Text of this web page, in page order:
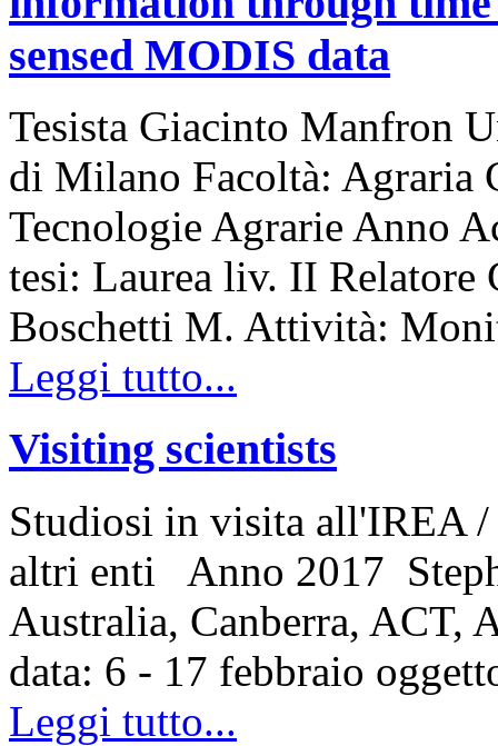
sensed MODIS data
Tesista Giacinto Manfron
di Milano Facoltà: Agraria
Tecnologie Agrarie Anno
tesi: Laurea liv. II
Boschetti M. Attività:
Leggi tutto...
Visiting scientists
Studiosi in visita all'IREA /
altri enti Anno 2017
Australia, Canberra, ACT,
data: 6 - 17 febbraio
Leggi tutto...